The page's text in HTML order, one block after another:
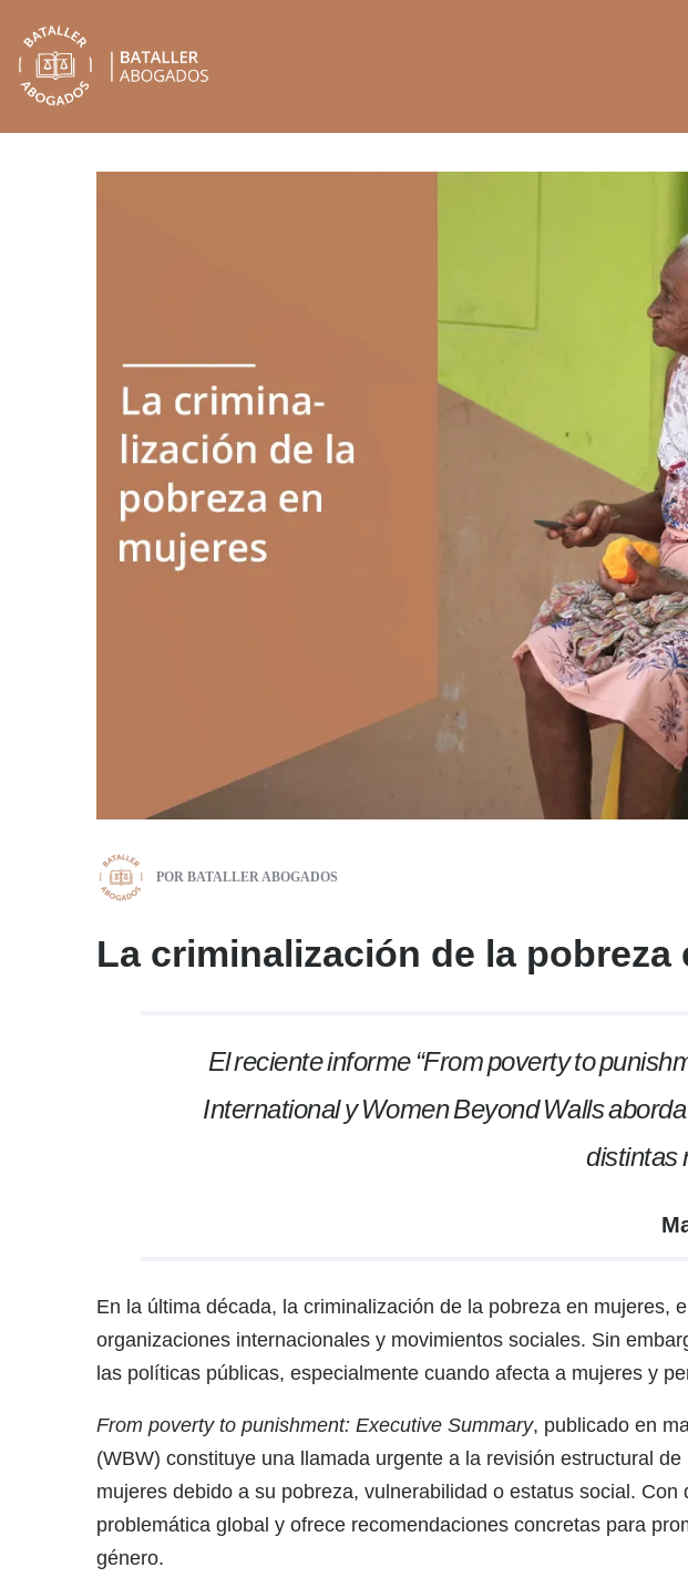
POR BATALLER ABOGADOS
La criminalización de la pobreza
El reciente informe “From poverty to
International y Women Beyond Walls
distintas
En la última década, la criminalización de la pobreza en
organizaciones internacionales y movimientos sociales. Sin
las políticas públicas, especialmente cuando afecta a mujeres y
From poverty to punishment: Executive Summary, publicado en
(WBW) constituye una llamada urgente a la revisión estructural
mujeres debido a su pobreza, vulnerabilidad o estatus social.
problemática global y ofrece recomendaciones concretas para
género.